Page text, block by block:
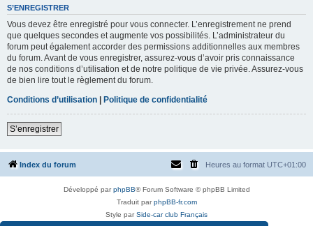
S’ENREGISTRER
Vous devez être enregistré pour vous connecter. L’enregistrement ne prend
que quelques secondes et augmente vos possibilités. L’administrateur du
forum peut également accorder des permissions additionnelles aux membres
du forum. Avant de vous enregistrer, assurez-vous d’avoir pris connaissance
de nos conditions d’utilisation et de notre politique de vie privée. Assurez-vous
de bien lire tout le règlement du forum.
Conditions d’utilisation | Politique de confidentialité
S’enregistrer
Index du forum Heures au format UTC+01:00
Développé parphpBB® Forum Software © phpBB Limited
Traduit parphpBB-fr.com
Style parSide-car club Français